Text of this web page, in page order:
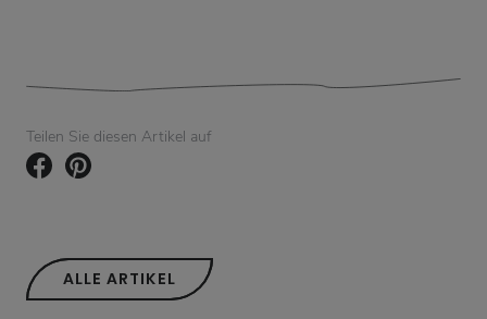
Teilen Sie diesen Artikel auf
ALLE ARTIKEL